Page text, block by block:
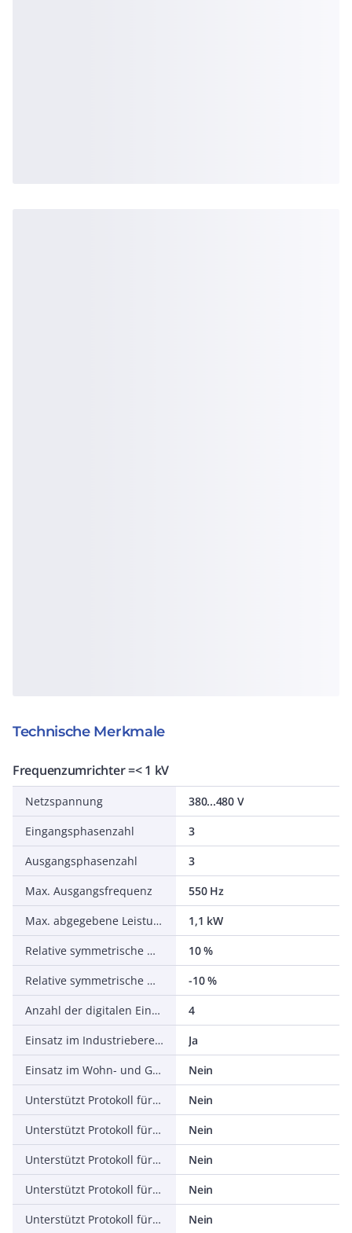
Technische Merkmale
Frequenzumrichter =< 1 kV
Netzspannung
380...480 V
Eingangsphasenzahl
3
Ausgangsphasenzahl
3
Max. Ausgangsfrequenz
550 Hz
Max. abgegebene Leistung bei linearer Belastung bei Bemessungsausgangsspannung
1,1 kW
Relative symmetrische Netzfrequenztoleranz
10 %
Relative symmetrische Netzspannungstoleranz
-10 %
Anzahl der digitalen Eingänge
4
Einsatz im Industriebereich zulässig
Ja
Einsatz im Wohn- und Gewerbebereich zulässig
Nein
Unterstützt Protokoll für TCP/IP
Nein
Unterstützt Protokoll für PROFIBUS
Nein
Unterstützt Protokoll für CAN
Nein
Unterstützt Protokoll für INTERBUS
Nein
Unterstützt Protokoll für ASI
Nein